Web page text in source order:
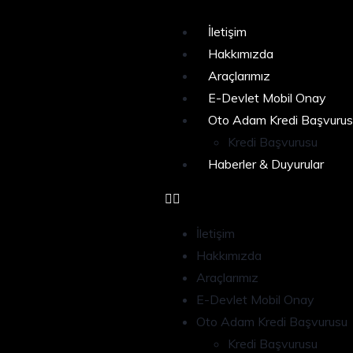
İletişim
Hakkımızda
Araçlarımız
E-Devlet Mobil Onay
Oto Adam Kredi
Kredi Başvurusu
Haberler & Duyurular
İletişim
Hakkımızda
Araçlarımız
E-Devlet Mobil Onay
Oto Adam Kredi Başvurusu
Kredi Başvurusu